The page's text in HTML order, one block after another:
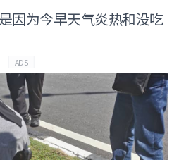
因为今早天气炎热和没吃
ADS